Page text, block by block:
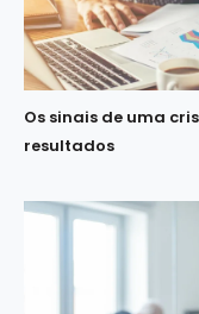
Os sinais de uma
resultados